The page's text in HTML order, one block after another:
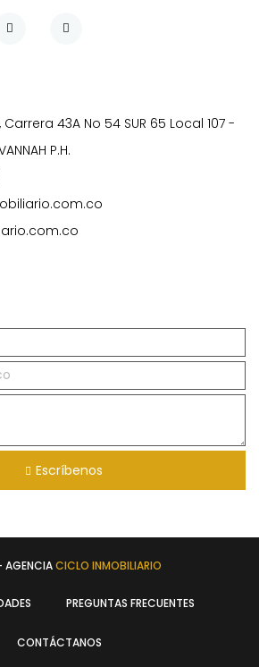
43A No 54 SUR 65 Local 107 -
P.H.
Escríbenos
CICLO INMOBILIARIO
PREGUNTAS FRECUENTES
CONTÁCTANOS